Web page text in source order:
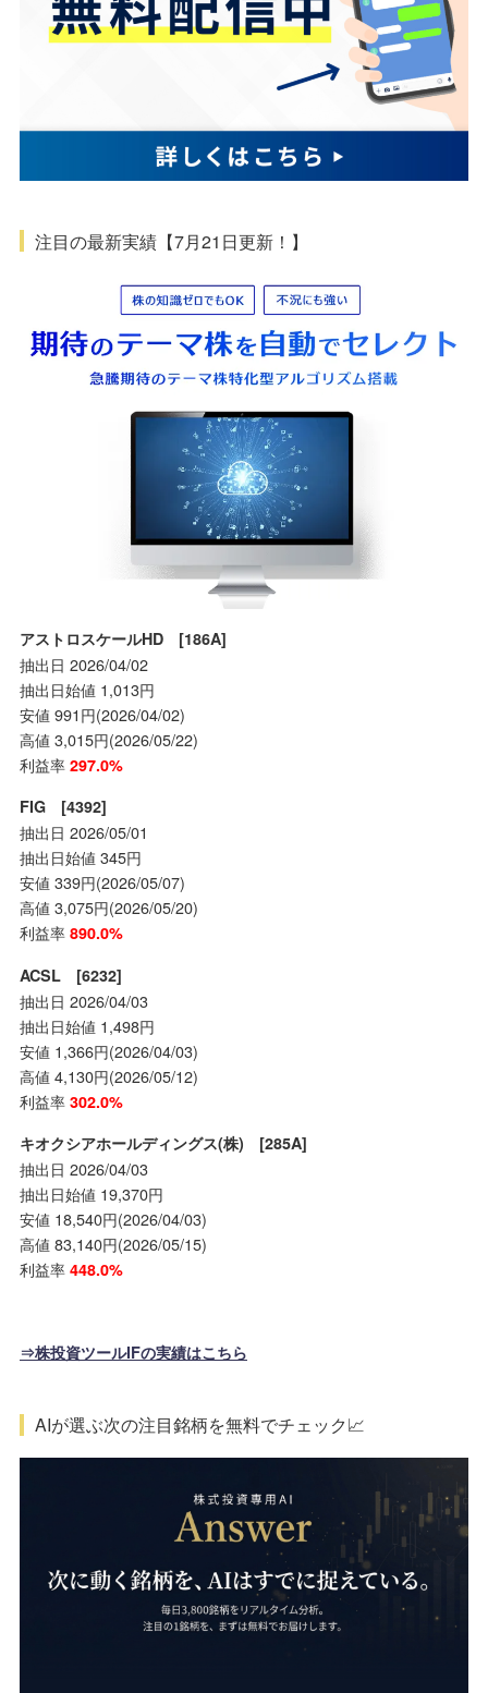
注目の最新実績【7月21日更新！】
アストロスケールHD [186A]
抽出日 2026/04/02
抽出日始値 1,013円
安値 991円(2026/04/02)
高値 3,015円(2026/05/22)
利益率 297.0%
FIG [4392]
抽出日 2026/05/01
抽出日始値 345円
安値 339円(2026/05/07)
高値 3,075円(2026/05/20)
利益率 890.0%
ACSL [6232]
抽出日 2026/04/03
抽出日始値 1,498円
安値 1,366円(2026/04/03)
高値 4,130円(2026/05/12)
利益率 302.0%
キオクシアホールディングス(株) [285A]
抽出日 2026/04/03
抽出日始値 19,370円
安値 18,540円(2026/04/03)
高値 83,140円(2026/05/15)
利益率 448.0%
⇒株投資ツールIFの実績はこちら
AIが選ぶ次の注目銘柄を無料でチェック📈